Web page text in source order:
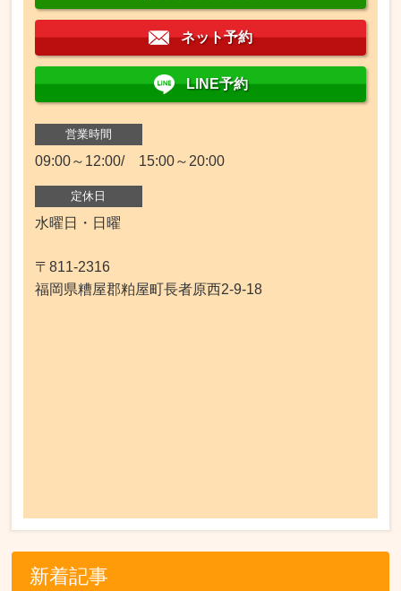
ネット予約
LINE予約
営業時間
09:00～12:00/ 15:00～20:00
定休日
水曜日・日曜
〒811-2316
福岡県糟屋郡粕屋町長者原西2-9-18
新着記事